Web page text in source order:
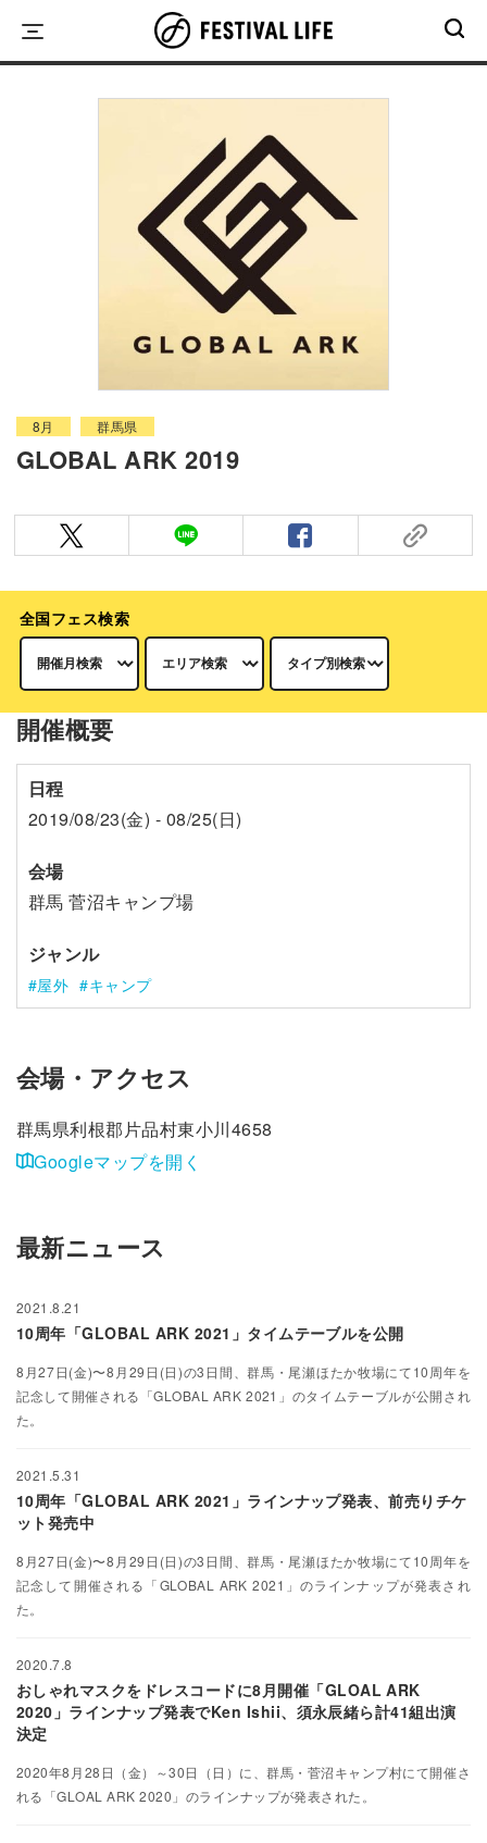
content
8月 群馬県
GLOBAL ARK 2019
全国フェス検索
開催概要
日程
2019/08/23(金) - 08/25(日)
会場
群馬 菅沼キャンプ場
ジャンル
屋外 キャンプ
会場・アクセス
群馬県利根郡片品村東小川4658
Googleマップを開く
最新ニュース
2021.8.21
10周年「GLOBAL ARK 2021」タイムテーブルを公開
8月27日(金)〜8月29日(日)の3日間、群馬・尾瀬ほたか牧場にて10周年を
記念して開催される「GLOBAL ARK 2021」のタイムテーブルが公開され
た。
2021.5.31
10周年「GLOBAL ARK 2021」ラインナップ発表、前売りチケ
ット発売中
8月27日(金)〜8月29日(日)の3日間、群馬・尾瀬ほたか牧場にて10周年を
記念して開催される「GLOBAL ARK 2021」のラインナップが発表され
た。
2020.7.8
おしゃれマスクをドレスコードに8月開催「GLOAL ARK
2020」ラインナップ発表でKen Ishii、須永辰緒ら計41組出演
決定
2020年8月28日（金）～30日（日）に、群馬・菅沼キャンプ村にて開催さ
れる「GLOAL ARK 2020」のラインナップが発表された。